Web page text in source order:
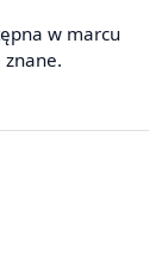
w marcu